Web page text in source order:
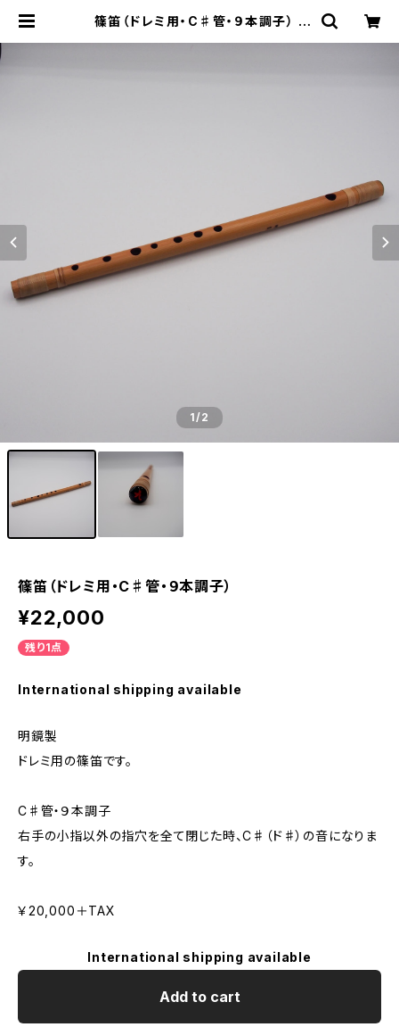
篠笛（ドレミ用・C♯管・９本調子） |
1/2
篠笛（ドレミ用・C♯管・９本調子）
¥22,000
残り1点
International shipping available
明鏡製
ドレミ用の篠笛です。
C♯管・９本調子
右手の小指以外の指穴を全て閉じた時、C♯（ド♯）の音になりま
す。
￥20,000＋TAX
International shipping available
Add to cart